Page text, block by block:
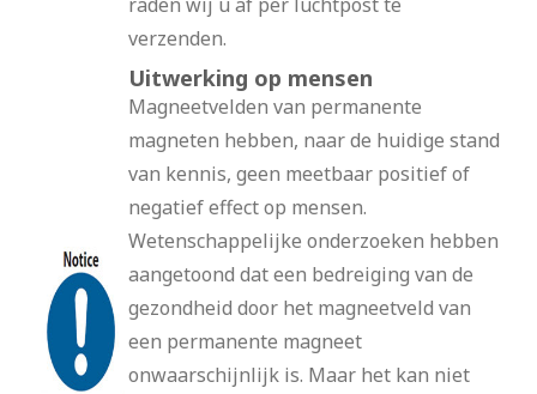
verzenden.
Uitwerking op mensen
Magneetvelden van permanente
magneten hebben, naar de huidige stand
van kennis, geen meetbaar positief of
negatief effect op mensen.
Wetenschappelijke onderzoeken hebben
aangetoond dat een bedreiging van de
gezondheid door het magneetveld van
een permanente magneet
onwaarschijnlijk is. Maar het kan niet